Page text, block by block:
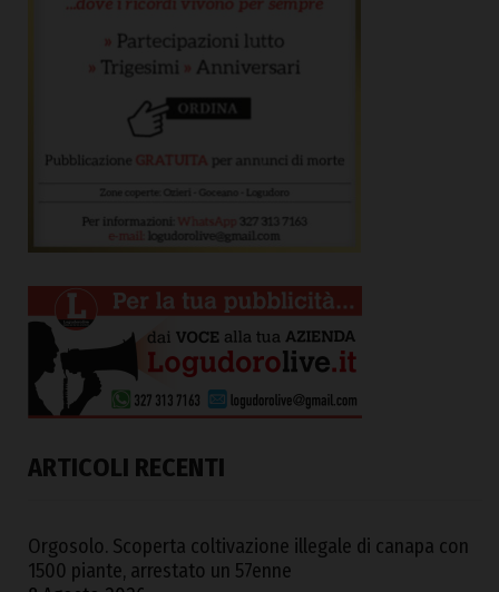
ARTICOLI RECENTI
Orgosolo. Scoperta coltivazione illegale di canapa con
1500 piante, arrestato un 57enne